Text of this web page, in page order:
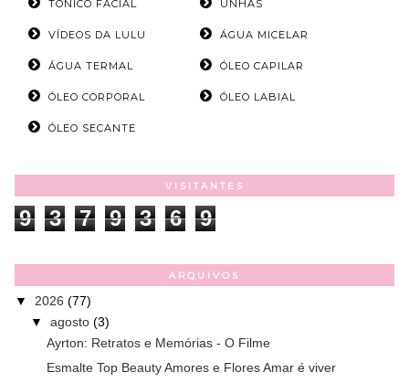
TÔNICO FACIAL UNHAS
VÍDEOS DA LULU ÁGUA MICELAR
ÁGUA TERMAL ÓLEO CAPILAR
ÓLEO CORPORAL ÓLEO LABIAL
ÓLEO SECANTE
VISITANTES
9 3 7 9 3 6 9
ARQUIVOS
▼ 2026 (77)
▼ agosto (3)
Ayrton: Retratos e Memórias - O Filme
Esmalte Top Beauty Amores e Flores Amar é viver